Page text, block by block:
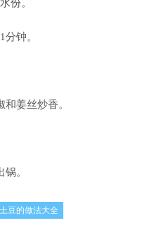
份。
钟。
姜丝炒香。
。
土豆的做法大全